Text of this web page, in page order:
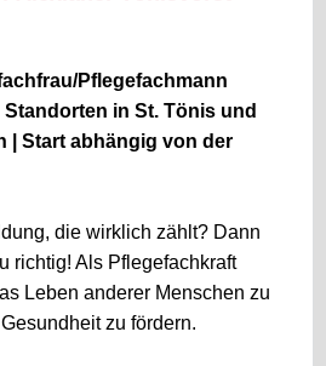
Pflegefachmann
in St. Tönis und
| Start abhängig von der
die wirklich zählt? Dann
richtig! Als Pflegefachkraft
Leben anderer Menschen zu
zu fördern.